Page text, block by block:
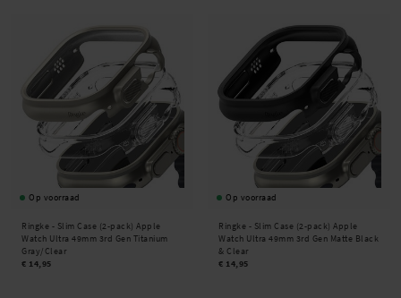
Op voorraad
Ringke - Slim Case (2-pack) Apple
Watch Ultra 49mm 3rd Gen Titanium
Gray/Clear
€ 14,95
Op voorraad
Ringke - Slim Case (2-pack) Apple
Watch Ultra 49mm 3rd Gen Matte Black
& Clear
€ 14,95